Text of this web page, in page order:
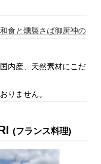
食と燻製さば御厨神の
内産、天然素材にこだ
りません。
(フランス料理)